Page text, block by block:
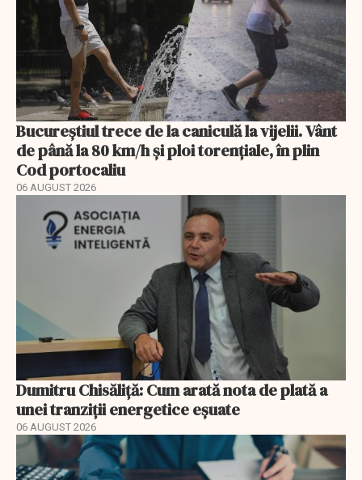
Bucureștiul trece de la caniculă la vijelii. Vânt
de până la 80 km/h și ploi torențiale, în plin
Cod portocaliu
06 AUGUST 2026
Dumitru Chisăliță: Cum arată nota de plată a
unei tranziții energetice eșuate
06 AUGUST 2026